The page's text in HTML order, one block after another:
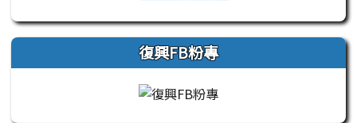
復興FB粉專